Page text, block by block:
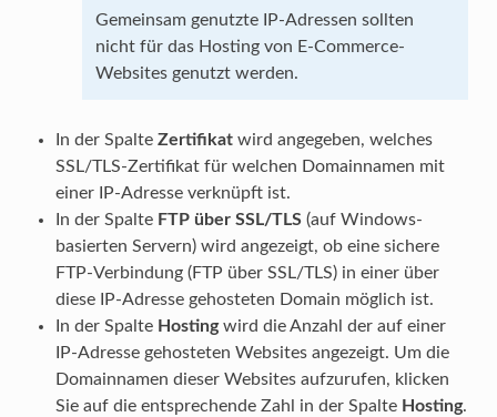
Gemeinsam genutzte IP-Adressen sollten
nicht für das Hosting von E-Commerce-
Websites genutzt werden.
In der Spalte Zertifikatwird angegeben, welches
SSL/TLS-Zertifikat für welchen Domainnamen mit
einer IP-Adresse verknüpft ist.
In der Spalte FTP über SSL/TLS(auf Windows-
basierten Servern) wird angezeigt, ob eine sichere
FTP-Verbindung (FTP über SSL/TLS) in einer über
diese IP-Adresse gehosteten Domain möglich ist.
In der Spalte Hostingwird die Anzahl der auf einer
IP-Adresse gehosteten Websites angezeigt. Um die
Domainnamen dieser Websites aufzurufen, klicken
Sie auf die entsprechende Zahl in der Spalte Hosting.